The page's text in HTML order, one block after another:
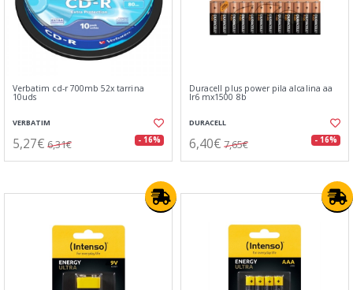
Verbatim cd-r 700mb 52x tarrina
10uds
VERBATIM
5,27€ 6,31€ - 16%
Duracell plus power pila alcalina aa
lr6 mx1500 8b
DURACELL
6,40€ 7,65€ - 16%